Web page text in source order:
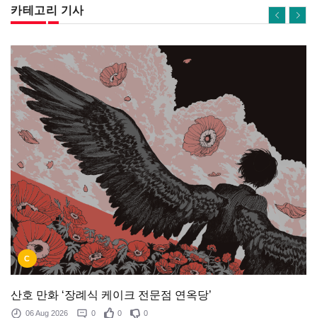
카테고리 기사
C
산호 만화 ‘장례식 케이크 전문점 연옥당’
06 Aug 2026 0 0 0